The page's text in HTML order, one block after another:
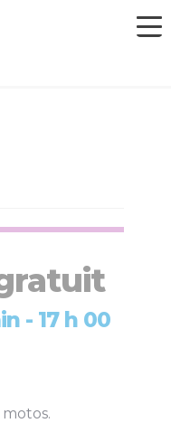
- 17 h 00